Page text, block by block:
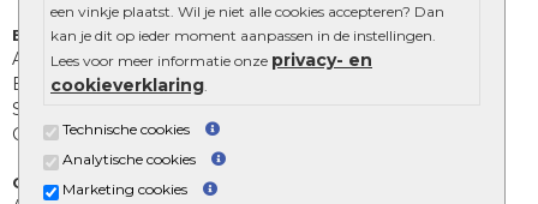
een vinkje plaatst. Wil je niet alle cookies accepteren? Dan
kan je dit op ieder moment aanpassen in de instellingen.
Lees voor meer informatie onze privacy- en
cookieverklaring
Technische cookies
Analytische cookies
Marketing cookies
Extra benodigdheden
Afwatering en diversen
Beplantings en betonelementen
Split, grind en zand
Oprit tegels
Overig